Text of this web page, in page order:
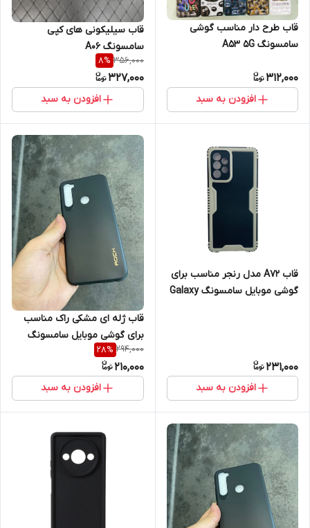
قاب طرح دار مناسب گوشی
سامسونگ A53 5G
312,000
افزودن به سبد
قاب سیلیکونی های کپی
سامسونگ A06
356,000
8%
327,000
افزودن به سبد
قاب A72 مدل رنجر مناسب برای
گوشی موبایل سامسونگ Galaxy
231,000
افزودن به سبد
قاب ژله ای مشکی راک مناسب
برای گوشی موبایل سامسونگ
Note 10
294,000
28%
210,000
افزودن به سبد